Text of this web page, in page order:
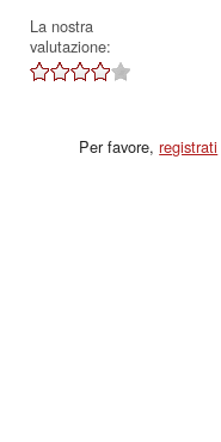
La nostra
valutazione:
Per favore,registrati